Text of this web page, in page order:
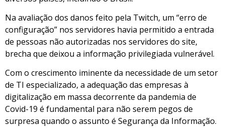
Na avaliação dos danos feito pela Twitch, um “erro de
configuração” nos servidores havia permitido a entrada
de pessoas não autorizadas nos servidores do site,
brecha que deixou a informação privilegiada vulnerável.
Com o crescimento iminente da necessidade de um setor
de TI especializado, a adequação das empresas à
digitalização em massa decorrente da pandemia de
Covid-19 é fundamental para não serem pegos de
surpresa quando o assunto é Segurança da Informação.